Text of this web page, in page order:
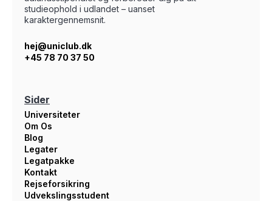
studieophold i udlandet – uanset
karaktergennemsnit.
hej@uniclub.dk
+45 78 70 37 50
Sider
Universiteter
Om Os
Blog
Legater
Legatpakke
Kontakt
Rejseforsikring
Udvekslingsstudent